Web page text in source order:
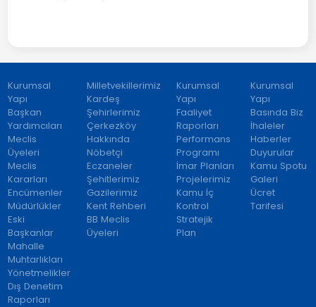
Kurumsal
Yapı
Başkan
Yardımcıları
Meclis
Üyeleri
Meclis
Kararları
Encümenler
Müdürlükler
Eski
Başkanlar
Mahalle
Muhtarlıkları
Yönetmelikler
Dış Denetim
Raporları
Milletvekillerimiz
Kardeş
Şehirlerimiz
Çerkezköy
Hakkında
Nöbetçi
Eczaneler
Şehitlerimiz
Gazilerimiz
Kent Rehberi
BB Meclis
Üyeleri
Kurumsal
Yapı
Faaliyet
Raporları
Performans
Programı
İmar Planları
Projelerimiz
Kamu İç
Kontrol
Stratejik
Plan
Kurumsal
Yapı
Basında Biz
İhaleler
Haberler
Duyurular
Kamu Spotu
Galeri
Ücret
Tarifesi